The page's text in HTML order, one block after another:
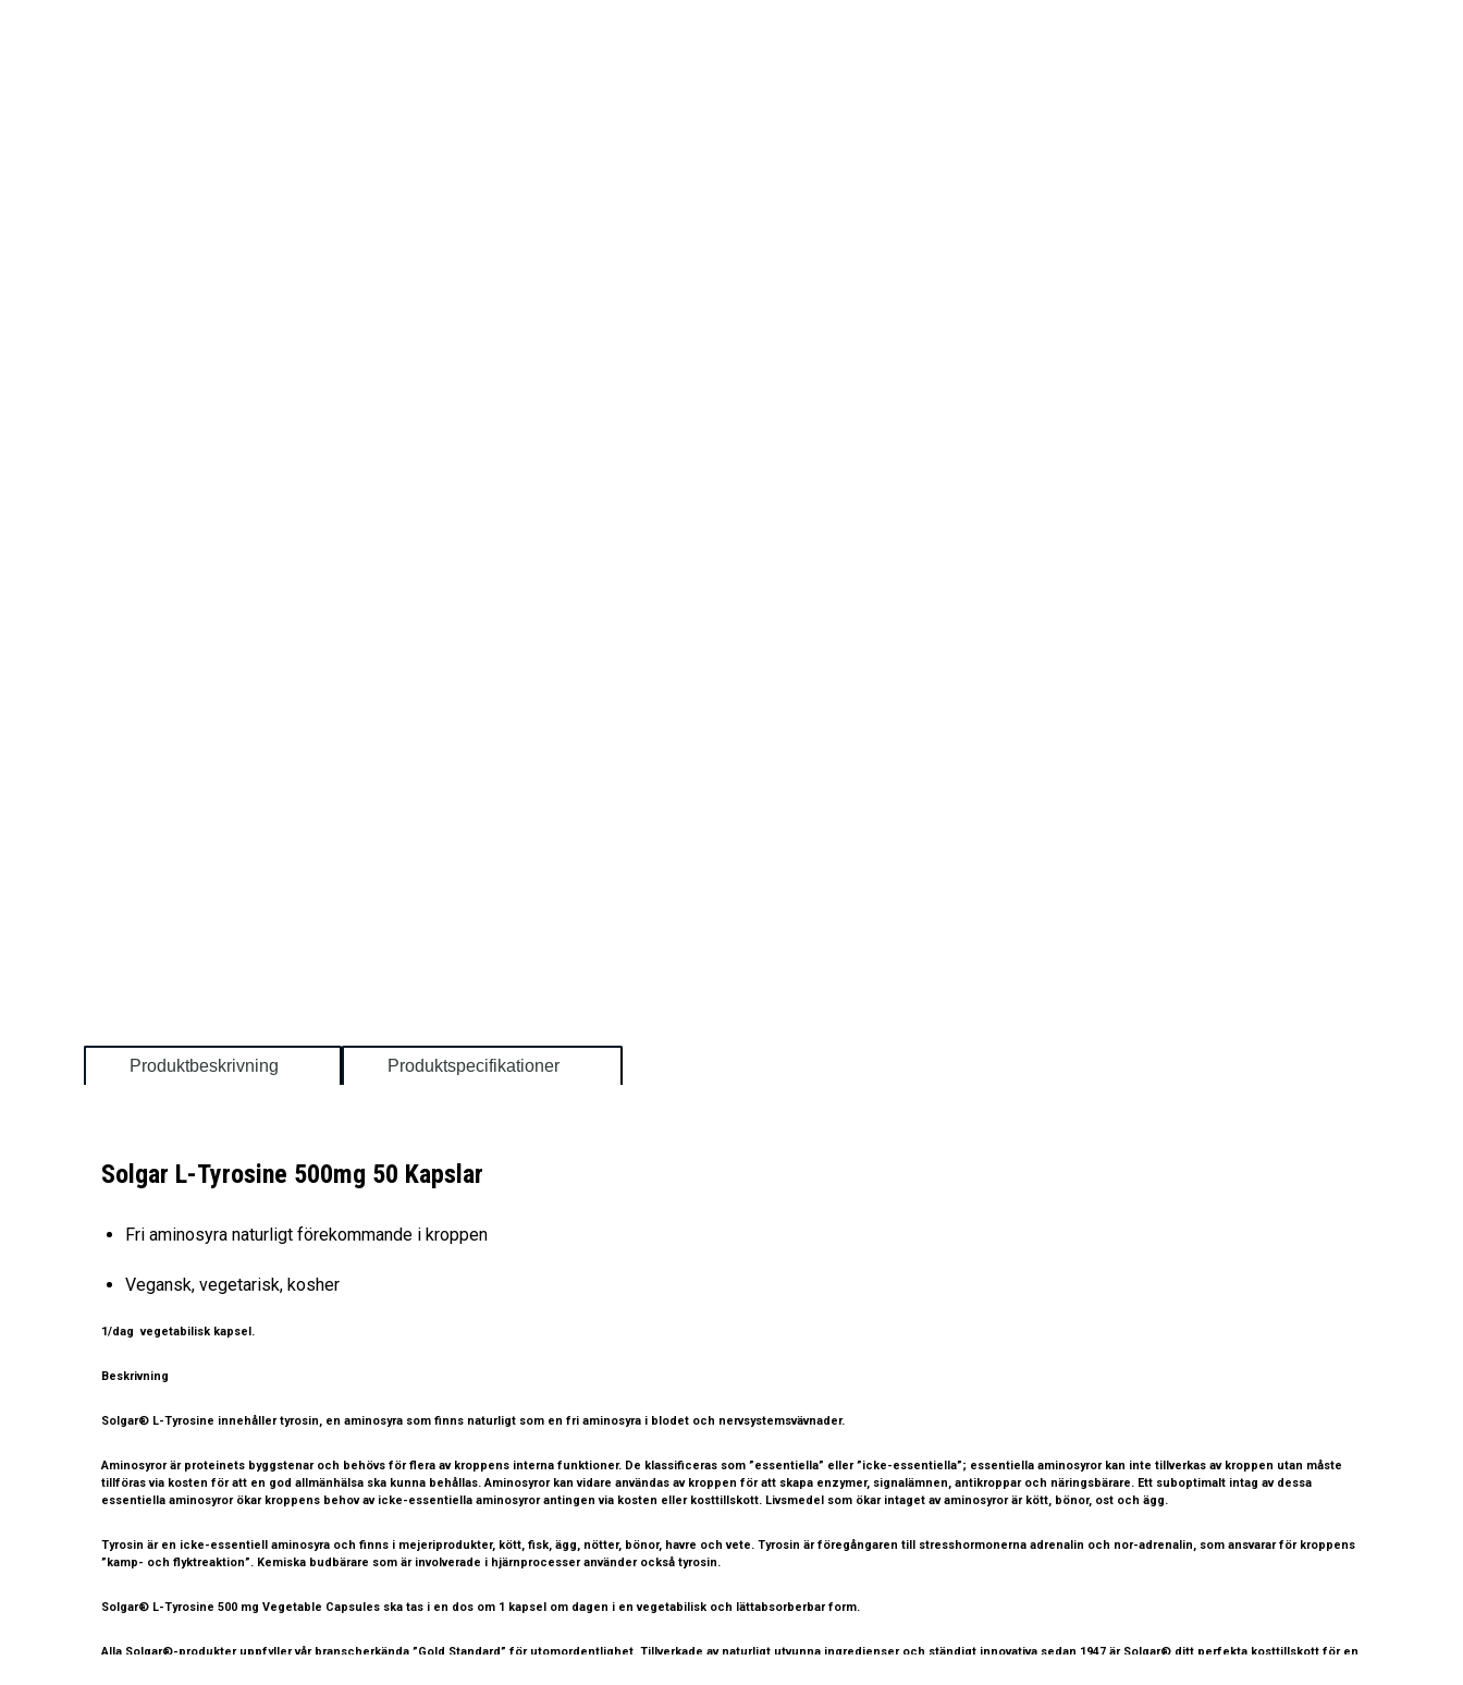
Produktbeskrivning Produktspecifikationer
Solgar L-Tyrosine 500mg 50 Kapslar
Fri aminosyra naturligt förekommande i kroppen
Vegansk, vegetarisk, kosher
1/dag vegetabilisk kapsel.
Beskrivning
Solgar® L-Tyrosine innehåller tyrosin, en aminosyra som finns naturligt som en fri aminosyra i blodet och nervsystemsvävnader.
Aminosyror är proteinets byggstenar och behövs för flera av kroppens interna funktioner. De klassificeras som ”essentiella” eller ”icke-essentiella”; essentiella aminosyror kan inte tillverkas av kroppen utan måste
tillföras via kosten för att en god allmänhälsa ska kunna behållas. Aminosyror kan vidare användas av kroppen för att skapa enzymer, signalämnen, antikroppar och näringsbärare. Ett suboptimalt intag av dessa
essentiella aminosyror ökar kroppens behov av icke-essentiella aminosyror antingen via kosten eller kosttillskott. Livsmedel som ökar intaget av aminosyror är kött, bönor, ost och ägg.
Tyrosin är en icke-essentiell aminosyra och finns i mejeriprodukter, kött, fisk, ägg, nötter, bönor, havre och vete. Tyrosin är föregångaren till stresshormonerna adrenalin och nor-adrenalin, som ansvarar för kroppens
”kamp- och flyktreaktion”. Kemiska budbärare som är involverade i hjärnprocesser använder också tyrosin.
Solgar® L-Tyrosine 500 mg Vegetable Capsules ska tas i en dos om 1 kapsel om dagen i en vegetabilisk och lättabsorberbar form.
Alla Solgar®-produkter uppfyller vår branscherkända ”Gold Standard” för utomordentlighet. Tillverkade av naturligt utvunna ingredienser och ständigt innovativa sedan 1947 är Solgar® ditt perfekta kosttillskott för en